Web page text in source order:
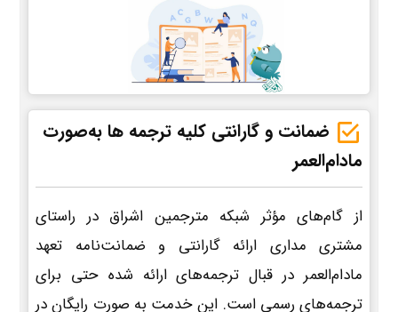
ضمانت و گارانتی کلیه ترجمه ها به‌صورت
مادام‌العمر
از گام‌های مؤثر شبکه مترجمین اشراق در راستای
مشتری مداری ارائه گارانتی و ضمانت‌نامه تعهد
مادام‌العمر در قبال ترجمه‌های ارائه شده حتی برای
ترجمه‌های رسمی است. این خدمت به صورت رایگان در